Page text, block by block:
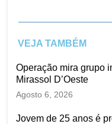
VEJA TAMBÉM
Operação mira grupo
Mirassol D’Oeste
Agosto 6, 2026
Jovem de 25 anos é